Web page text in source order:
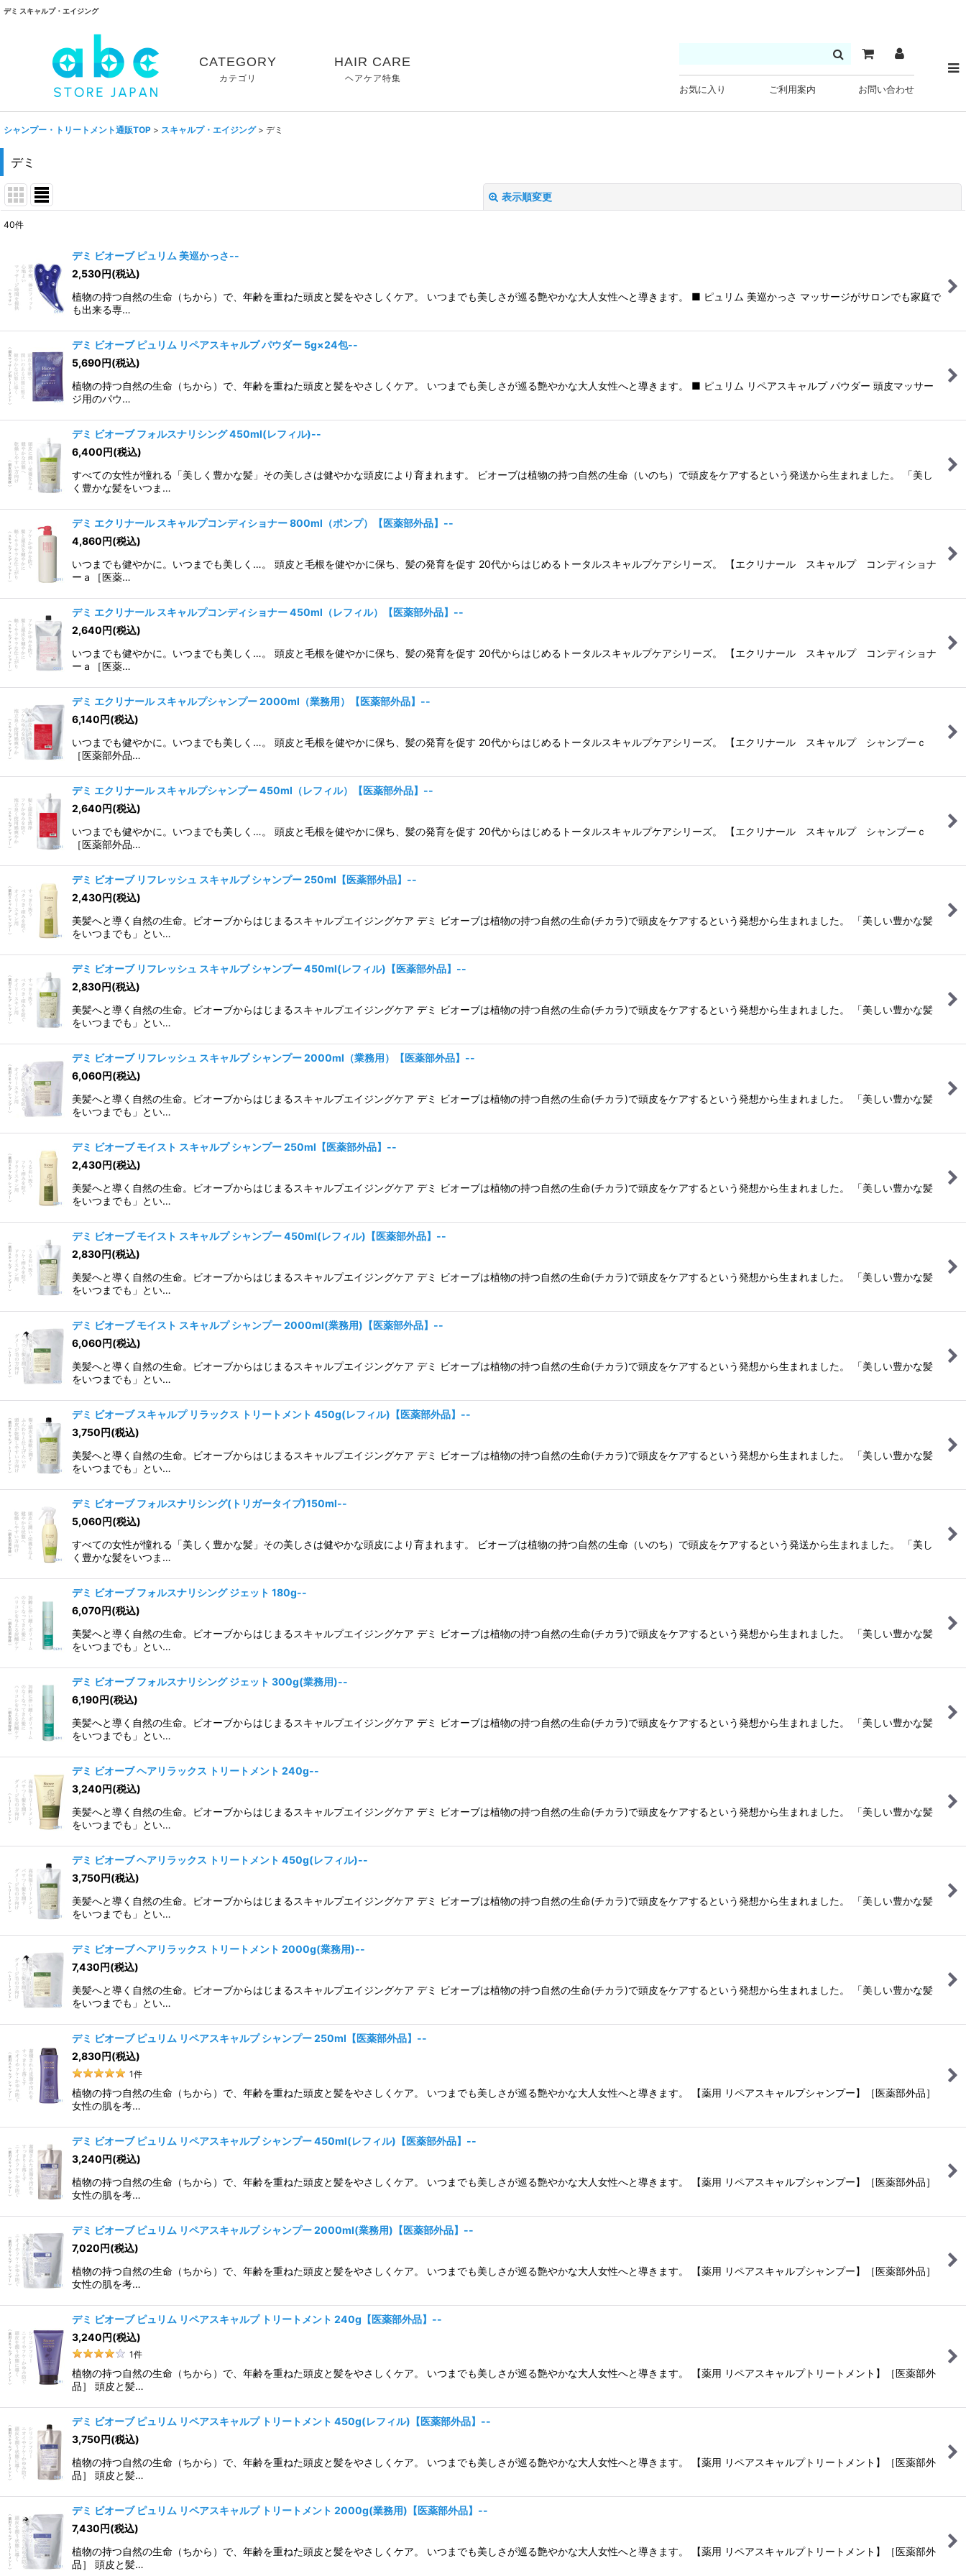
デミ スキャルプ・エイジング
CATEGORY
カテゴリ
HAIR CARE
ヘアケア特集
お気に入り ご利用案内 お問い合わせ
シャンプー・トリートメント通販TOP > スキャルプ・エイジング > デミ
デミ
表示順変更
並び順:
40件
デミ ビオーブ ピュリム 美巡かっさ--
2,530円(税込)
植物の持つ自然の生命（ちから）で、年齢を重ねた頭皮と髪をやさしくケア。 いつまでも美しさが巡る艶やかな大人女性へと導きます。 ■ ピュリム 美巡かっさ マッサージがサロンでも家庭で
も出来る専…
デミ ビオーブ ピュリム リペアスキャルプ パウダー 5g×24包--
5,690円(税込)
植物の持つ自然の生命（ちから）で、年齢を重ねた頭皮と髪をやさしくケア。 いつまでも美しさが巡る艶やかな大人女性へと導きます。 ■ ピュリム リペアスキャルプ パウダー 頭皮マッサー
ジ用のパウ…
デミ ビオーブ フォルスナリシング 450ml(レフィル)--
6,400円(税込)
すべての女性が憧れる「美しく豊かな髪」その美しさは健やかな頭皮により育まれます。 ビオーブは植物の持つ自然の生命（いのち）で頭皮をケアするという発送から生まれました。 「美し
く豊かな髪をいつま…
デミ エクリナール スキャルプコンディショナー 800ml（ポンプ）【医薬部外品】--
4,860円(税込)
いつまでも健やかに。いつまでも美しく…。 頭皮と毛根を健やかに保ち、髪の発育を促す 20代からはじめるトータルスキャルプケアシリーズ。 【エクリナール スキャルプ コンディショナ
ーａ［医薬…
デミ エクリナール スキャルプコンディショナー 450ml（レフィル）【医薬部外品】--
2,640円(税込)
いつまでも健やかに。いつまでも美しく…。 頭皮と毛根を健やかに保ち、髪の発育を促す 20代からはじめるトータルスキャルプケアシリーズ。 【エクリナール スキャルプ コンディショナ
ーａ［医薬…
デミ エクリナール スキャルプシャンプー 2000ml（業務用）【医薬部外品】--
6,140円(税込)
いつまでも健やかに。いつまでも美しく…。 頭皮と毛根を健やかに保ち、髪の発育を促す 20代からはじめるトータルスキャルプケアシリーズ。 【エクリナール スキャルプ シャンプーｃ
［医薬部外品…
デミ エクリナール スキャルプシャンプー 450ml（レフィル）【医薬部外品】--
2,640円(税込)
いつまでも健やかに。いつまでも美しく…。 頭皮と毛根を健やかに保ち、髪の発育を促す 20代からはじめるトータルスキャルプケアシリーズ。 【エクリナール スキャルプ シャンプーｃ
［医薬部外品…
デミ ビオーブ リフレッシュ スキャルプ シャンプー 250ml【医薬部外品】--
2,430円(税込)
美髪へと導く自然の生命。ビオーブからはじまるスキャルプエイジングケア デミ ビオーブは植物の持つ自然の生命(チカラ)で頭皮をケアするという発想から生まれました。 「美しい豊かな髪
をいつまでも」とい…
デミ ビオーブ リフレッシュ スキャルプ シャンプー 450ml(レフィル)【医薬部外品】--
2,830円(税込)
美髪へと導く自然の生命。ビオーブからはじまるスキャルプエイジングケア デミ ビオーブは植物の持つ自然の生命(チカラ)で頭皮をケアするという発想から生まれました。 「美しい豊かな髪
をいつまでも」とい…
デミ ビオーブ リフレッシュ スキャルプ シャンプー 2000ml（業務用）【医薬部外品】--
6,060円(税込)
美髪へと導く自然の生命。ビオーブからはじまるスキャルプエイジングケア デミ ビオーブは植物の持つ自然の生命(チカラ)で頭皮をケアするという発想から生まれました。 「美しい豊かな髪
をいつまでも」とい…
デミ ビオーブ モイスト スキャルプ シャンプー 250ml【医薬部外品】--
2,430円(税込)
美髪へと導く自然の生命。ビオーブからはじまるスキャルプエイジングケア デミ ビオーブは植物の持つ自然の生命(チカラ)で頭皮をケアするという発想から生まれました。 「美しい豊かな髪
をいつまでも」とい…
デミ ビオーブ モイスト スキャルプ シャンプー 450ml(レフィル)【医薬部外品】--
2,830円(税込)
美髪へと導く自然の生命。ビオーブからはじまるスキャルプエイジングケア デミ ビオーブは植物の持つ自然の生命(チカラ)で頭皮をケアするという発想から生まれました。 「美しい豊かな髪
をいつまでも」とい…
デミ ビオーブ モイスト スキャルプ シャンプー 2000ml(業務用)【医薬部外品】--
6,060円(税込)
美髪へと導く自然の生命。ビオーブからはじまるスキャルプエイジングケア デミ ビオーブは植物の持つ自然の生命(チカラ)で頭皮をケアするという発想から生まれました。 「美しい豊かな髪
をいつまでも」とい…
デミ ビオーブ スキャルプ リラックス トリートメント 450g(レフィル)【医薬部外品】--
3,750円(税込)
美髪へと導く自然の生命。ビオーブからはじまるスキャルプエイジングケア デミ ビオーブは植物の持つ自然の生命(チカラ)で頭皮をケアするという発想から生まれました。 「美しい豊かな髪
をいつまでも」とい…
デミ ビオーブ フォルスナリシング(トリガータイプ)150ml--
5,060円(税込)
すべての女性が憧れる「美しく豊かな髪」その美しさは健やかな頭皮により育まれます。 ビオーブは植物の持つ自然の生命（いのち）で頭皮をケアするという発送から生まれました。 「美し
く豊かな髪をいつま…
デミ ビオーブ フォルスナリシング ジェット 180g--
6,070円(税込)
美髪へと導く自然の生命。ビオーブからはじまるスキャルプエイジングケア デミ ビオーブは植物の持つ自然の生命(チカラ)で頭皮をケアするという発想から生まれました。 「美しい豊かな髪
をいつまでも」とい…
デミ ビオーブ フォルスナリシング ジェット 300g(業務用)--
6,190円(税込)
美髪へと導く自然の生命。ビオーブからはじまるスキャルプエイジングケア デミ ビオーブは植物の持つ自然の生命(チカラ)で頭皮をケアするという発想から生まれました。 「美しい豊かな髪
をいつまでも」とい…
デミ ビオーブ ヘアリラックス トリートメント 240g--
3,240円(税込)
美髪へと導く自然の生命。ビオーブからはじまるスキャルプエイジングケア デミ ビオーブは植物の持つ自然の生命(チカラ)で頭皮をケアするという発想から生まれました。 「美しい豊かな髪
をいつまでも」とい…
デミ ビオーブ ヘアリラックス トリートメント 450g(レフィル)--
3,750円(税込)
美髪へと導く自然の生命。ビオーブからはじまるスキャルプエイジングケア デミ ビオーブは植物の持つ自然の生命(チカラ)で頭皮をケアするという発想から生まれました。 「美しい豊かな髪
をいつまでも」とい…
デミ ビオーブ ヘアリラックス トリートメント 2000g(業務用)--
7,430円(税込)
美髪へと導く自然の生命。ビオーブからはじまるスキャルプエイジングケア デミ ビオーブは植物の持つ自然の生命(チカラ)で頭皮をケアするという発想から生まれました。 「美しい豊かな髪
をいつまでも」とい…
デミ ビオーブ ピュリム リペアスキャルプ シャンプー 250ml【医薬部外品】--
2,830円(税込)
1件
植物の持つ自然の生命（ちから）で、年齢を重ねた頭皮と髪をやさしくケア。 いつまでも美しさが巡る艶やかな大人女性へと導きます。 【薬用 リペアスキャルプシャンプー】［医薬部外品］
女性の肌を考…
デミ ビオーブ ピュリム リペアスキャルプ シャンプー 450ml(レフィル)【医薬部外品】--
3,240円(税込)
植物の持つ自然の生命（ちから）で、年齢を重ねた頭皮と髪をやさしくケア。 いつまでも美しさが巡る艶やかな大人女性へと導きます。 【薬用 リペアスキャルプシャンプー】［医薬部外品］
女性の肌を考…
デミ ビオーブ ピュリム リペアスキャルプ シャンプー 2000ml(業務用)【医薬部外品】--
7,020円(税込)
植物の持つ自然の生命（ちから）で、年齢を重ねた頭皮と髪をやさしくケア。 いつまでも美しさが巡る艶やかな大人女性へと導きます。 【薬用 リペアスキャルプシャンプー】［医薬部外品］
女性の肌を考…
デミ ビオーブ ピュリム リペアスキャルプ トリートメント 240g【医薬部外品】--
3,240円(税込)
1件
植物の持つ自然の生命（ちから）で、年齢を重ねた頭皮と髪をやさしくケア。 いつまでも美しさが巡る艶やかな大人女性へと導きます。 【薬用 リペアスキャルプトリートメント】［医薬部外
品］ 頭皮と髪…
デミ ビオーブ ピュリム リペアスキャルプ トリートメント 450g(レフィル)【医薬部外品】--
3,750円(税込)
植物の持つ自然の生命（ちから）で、年齢を重ねた頭皮と髪をやさしくケア。 いつまでも美しさが巡る艶やかな大人女性へと導きます。 【薬用 リペアスキャルプトリートメント】［医薬部外
品］ 頭皮と髪…
デミ ビオーブ ピュリム リペアスキャルプ トリートメント 2000g(業務用)【医薬部外品】--
7,430円(税込)
植物の持つ自然の生命（ちから）で、年齢を重ねた頭皮と髪をやさしくケア。 いつまでも美しさが巡る艶やかな大人女性へと導きます。 【薬用 リペアスキャルプトリートメント】［医薬部外
品］ 頭皮と髪…